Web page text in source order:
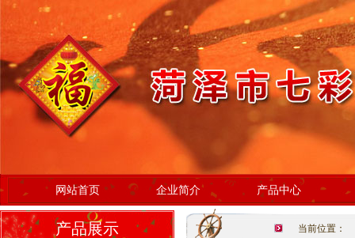
网站首页 企业简介 产品中心
产品展示 当前位置：